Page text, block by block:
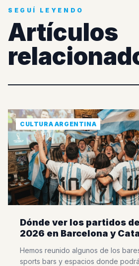
SEGUÍ LEYENDO
Artículos
CULTURA ARGENTINA
Dónde ver los partidos
2026 en Barcelona y
Hemos reunido algunos de los
sports bars y espacios donde